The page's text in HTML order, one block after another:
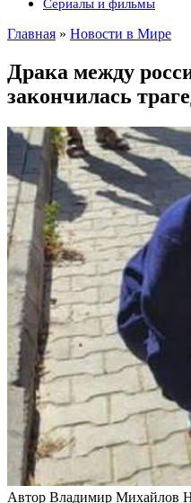
Сериалы и фильмы
Главная » Новости в Мире
Драка между
закончилась
Автор Владимир Михайлов